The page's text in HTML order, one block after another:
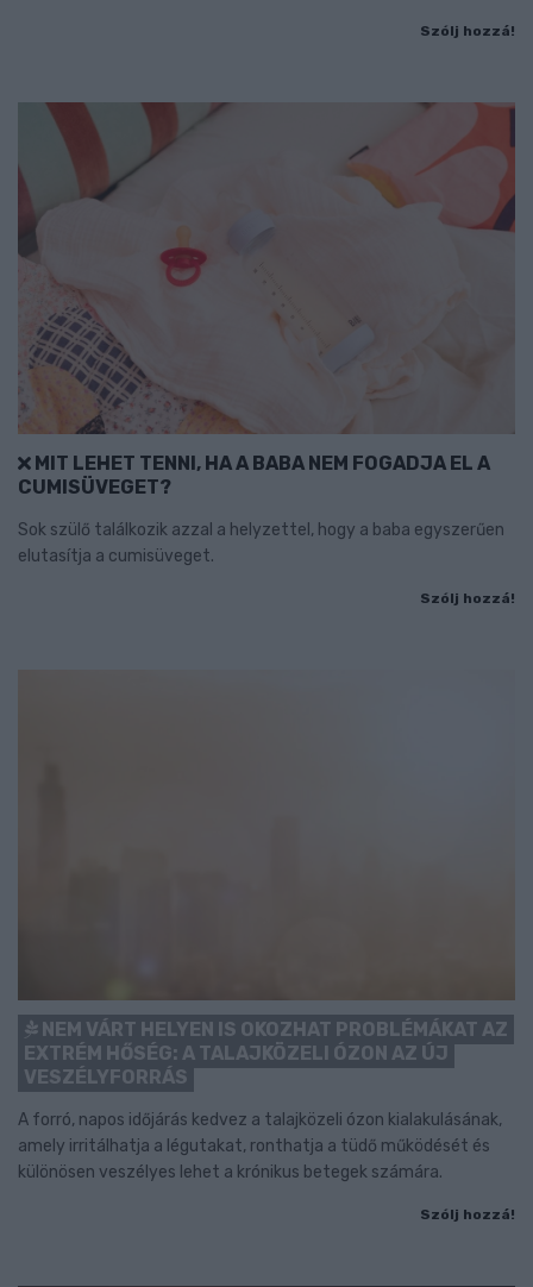
Szólj hozzá!
MIT LEHET TENNI, HA A BABA NEM FOGADJA EL A
CUMISÜVEGET?
Sok szülő találkozik azzal a helyzettel, hogy a baba egyszerűen
elutasítja a cumisüveget.
Szólj hozzá!
NEM VÁRT HELYEN IS OKOZHAT PROBLÉMÁKAT AZ
EXTRÉM HŐSÉG: A TALAJKÖZELI ÓZON AZ ÚJ
VESZÉLYFORRÁS
A forró, napos időjárás kedvez a talajközeli ózon kialakulásának,
amely irritálhatja a légutakat, ronthatja a tüdő működését és
különösen veszélyes lehet a krónikus betegek számára.
Szólj hozzá!